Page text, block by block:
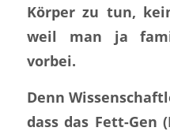
Körper zu tun,
weil man ja
vorbei.
Denn
dass das Fett-Gen